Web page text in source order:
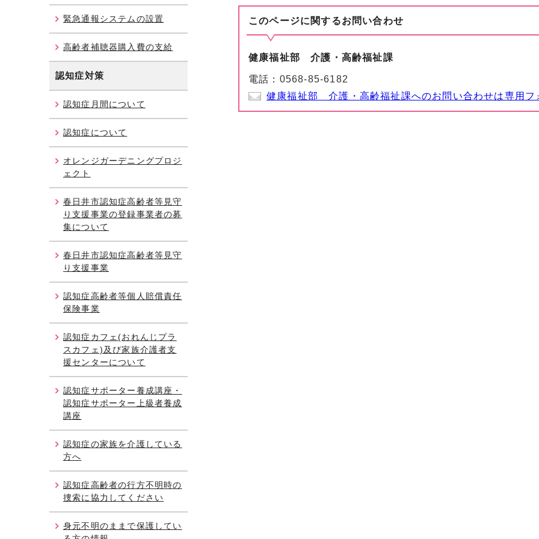
このページに関するお問い合わせ
健康福祉部 介護・高齢福祉課
電話： 0568-85-6182
健康福祉部 介護・高齢福祉課へのお問い合わせは専用フ
緊急通報システムの設置
高齢者補聴器購入費の支給
認知症対策
認知症月間について
認知症について
オレンジガーデニングプロジ
ェクト
春日井市認知症高齢者等見守
り支援事業の登録事業者の募
集について
春日井市認知症高齢者等見守
り支援事業
認知症高齢者等個人賠償責任
保険事業
認知症カフェ(おれんじプラ
スカフェ)及び家族介護者支
援センターについて
認知症サポーター養成講座・
認知症サポーター上級者養成
講座
認知症の家族を介護している
方へ
認知症高齢者の行方不明時の
捜索に協力してください
身元不明のままで保護してい